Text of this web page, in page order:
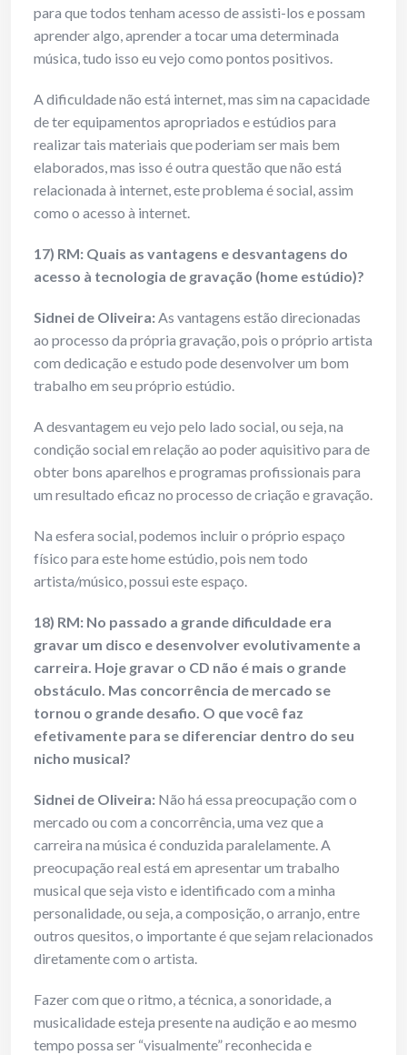
para que todos tenham acesso de assisti-los e possam
aprender algo, aprender a tocar uma determinada
música, tudo isso eu vejo como pontos positivos.
A dificuldade não está internet, mas sim na capacidade
de ter equipamentos apropriados e estúdios para
realizar tais materiais que poderiam ser mais bem
elaborados, mas isso é outra questão que não está
relacionada à internet, este problema é social, assim
como o acesso à internet.
17) RM: Quais as vantagens e desvantagens do
acesso à tecnologia de gravação (home estúdio)?
Sidnei de Oliveira:As vantagens estão direcionadas
ao processo da própria gravação, pois o próprio artista
com dedicação e estudo pode desenvolver um bom
trabalho em seu próprio estúdio.
A desvantagem eu vejo pelo lado social, ou seja, na
condição social em relação ao poder aquisitivo para de
obter bons aparelhos e programas profissionais para
um resultado eficaz no processo de criação e gravação.
Na esfera social, podemos incluir o próprio espaço
físico para este home estúdio, pois nem todo
artista/músico, possui este espaço.
18) RM: No passado a grande dificuldade era
gravar um disco e desenvolver evolutivamente a
carreira. Hoje gravar o CD não é mais o grande
obstáculo. Mas concorrência de mercado se
tornou o grande desafio. O que você faz
efetivamente para se diferenciar dentro do seu
nicho musical?
Sidnei de Oliveira: Não há essa preocupação com o
mercado ou com a concorrência, uma vez que a
carreira na música é conduzida paralelamente. A
preocupação real está em apresentar um trabalho
musical que seja visto e identificado com a minha
personalidade, ou seja, a composição, o arranjo, entre
outros quesitos, o importante é que sejam relacionados
diretamente com o artista.
Fazer com que o ritmo, a técnica, a sonoridade, a
musicalidade esteja presente na audição e ao mesmo
tempo possa ser “visualmente” reconhecida e